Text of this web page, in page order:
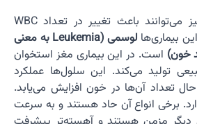
🧫 بیماری‌های خونی نیز می‌توانند باعث تغییر در تعداد WBC
بیماری‌ها
لوسمی (Leukemia به معنی
خون) است. در این بیماری مغز استخوان
تولید می‌کند. این سلول‌ها عملکرد
تعداد آن‌ها در خون افزایش می‌یابد.
برخی انواع آن حاد هستند و به سرعت